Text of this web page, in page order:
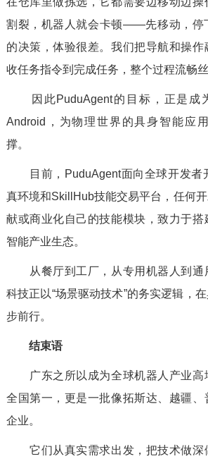
割裂，机器人就会卡顿——先移动，停
的决策，体验很差。我们把导航和操
收任务指令到完成任务，整个过程流畅
因此PuduAgent的目标，正是成
Android，为物理世界的具身智能应
撑。
目前，PuduAgent面向全球开发
真环境和SkillHub技能交易平台，任何
献或商业化自己的技能模块，致力于搭
智能产业生态。
从餐厅到工厂，从专用机器人到
科技正以“场景驱动技术”的务实逻辑，
步前行。
结束语
广东之所以成为全球机器人产业
全国第一，更是一批像拓斯达、越疆、
企业。
它们从真实需求出发，把技术做深